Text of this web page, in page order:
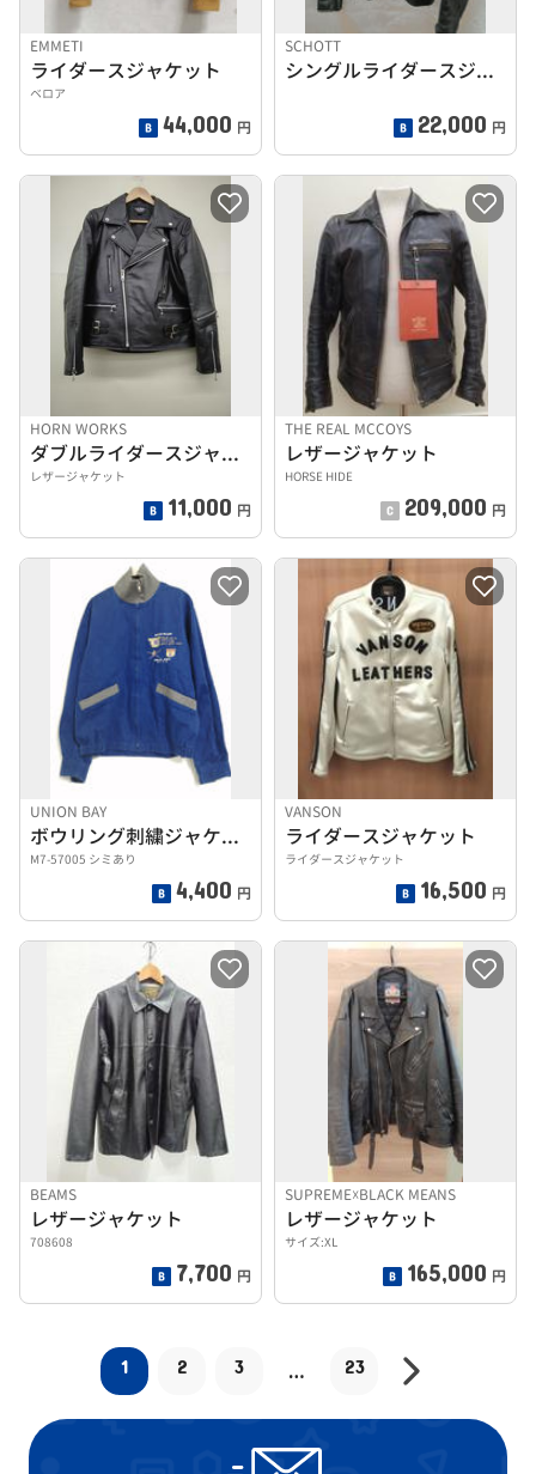
EMMETI
ライダースジャケット
ベロア
44,000 円
SCHOTT
シングルライダースジャケット
22,000 円
HORN WORKS
ダブルライダースジャケット
レザージャケット
11,000 円
THE REAL MCCOYS
レザージャケット
HORSE HIDE
209,000 円
UNION BAY
ボウリング刺繍ジャケット
M7-57005 シミあり
4,400 円
VANSON
ライダースジャケット
ライダースジャケット
16,500 円
BEAMS
レザージャケット
708608
7,700 円
SUPREME☓BLACK MEANS
レザージャケット
サイズ:XL
165,000 円
1 2 3 … 23